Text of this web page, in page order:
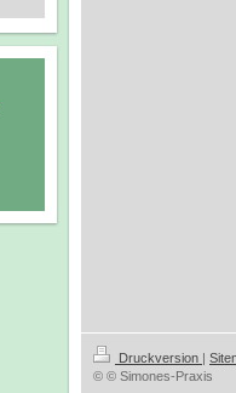
Druckversion |
© © Simones-Praxis